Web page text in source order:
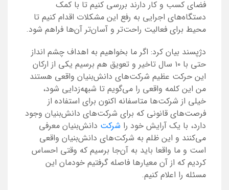
فضای کسب و کار دارند بررسی کنیم تا با کمک
دستگاه‌های اجرایی به رفع این مشکلات اقدام کنیم تا
محیط برای فعالیت راحت‌تر و آسان‌تر آن‌ها فراهم شود.
دژپسند بیان کرد: اگر ما بخواهیم به اهداف چشم انداز
حتی با ۱۰ سال تاخیر و تعویق هم برسیم یکی از ارکان
این حرکت عظیم شرکت‌های دانش‌بنیان واقعی هستند
من این کلمه واقعی را می‌گویم تا شبهه‌زدایی شود،
خیلی از شرکت‌ها متاسفانه اکنون برای استفاده از
فرصت‌های قانونی که برای شرکت‌های دانش‌بنیان وجود
دارد، با یک آرایش خود را شرکت دانش‌بنیان معرفی
می‌کنند و این ظلم به شرکت‌های دانش‌بنیان واقعی
است و ما واقعا باید به آن‌جا برسیم که وقتی احساس
کردیم که از آن معیارها فاصله گرفتیم خودمان این
مسئله را اعلام کنیم.